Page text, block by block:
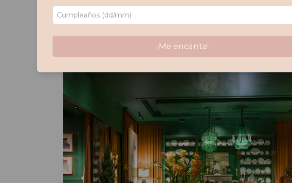
fue el responsable de un impacto sin precedentes en la muestra.
¡Me encanta!